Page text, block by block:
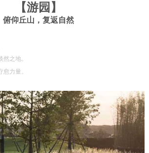
【游园 】
俯仰丘山，复返自然
之地。
力量。